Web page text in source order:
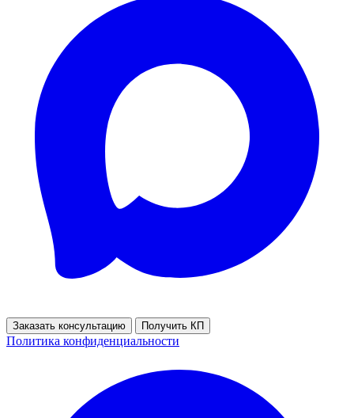
Заказать консультацию Получить КП
Политика конфиденциальности